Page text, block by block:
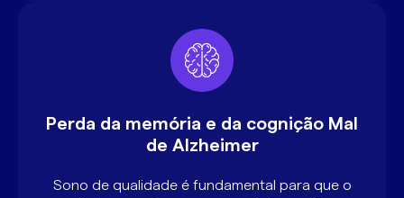
Perda da memória e da cognição Mal
de Alzheimer
Sono de qualidade é fundamental para que o